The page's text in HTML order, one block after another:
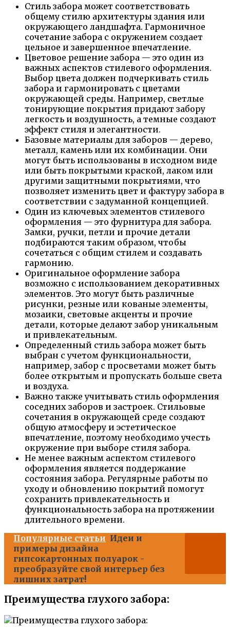
Стиль забора может соответствовать
общему стилю архитектуры здания или
окружающего ландшафта. Гармоничное
сочетание забора с окружением создает
цельное и завершенное впечатление.
Цветовое решение забора — это один из
важных аспектов стилевого оформления.
Выбор цвета должен подчеркивать стиль
забора и гармонировать с цветами
окружающей среды. Например, светлые
тонирующие покрытия придают забору
легкость и воздушность, а темные создают
эффект стиля и элегантности.
Базовые материалы для заборов — дерево,
металл, камень или их комбинации. Они
могут быть использованы в исходном виде
или быть покрытыми краской, лаком или
другими защитными покрытиями, что
позволяет изменить цвет и фактуру забора в
соответствии с задуманной концепцией.
Один из ключевых элементов стилевого
оформления — это фурнитура для забора.
Замки, ручки, петли и прочие детали
подбираются таким образом, чтобы
сочетаться с общим стилем и создавать
гармонию.
Оригинальное оформление забора
возможно с использованием декоративных
элементов. Это могут быть различные
рисунки, резные или кованые элементы,
мозаики, световые акценты и прочие
детали, которые делают забор уникальным
и привлекательным.
Определенный стиль забора может быть
выбран с учетом функциональности,
например, забор с просветами может быть
более открытым и пропускать больше света
и воздуха.
Важно также учитывать стиль оформления
соседних заборов и застроек. Стильовые
сочетания в окружающей среде создают
общую атмосферу и эстетическое
впечатление, поэтому необходимо учесть
окружение при выборе стиля забора.
Не менее важным аспектом стилевого
оформления является поддержание
состояния забора. Регулярные работы по
уходу и обновлению покрытий помогут
сохранить привлекательность и
функциональность забора на протяжении
длительного времени.
Популярные статьи Идеи и
примеры дизайна
гипсокартонных полуарок -
преобразуйте свой интерьер без
лишних затрат!
Преимущества глухого забора: